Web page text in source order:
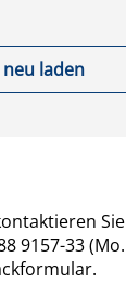
neu laden
Sie
9157-33 (Mo.